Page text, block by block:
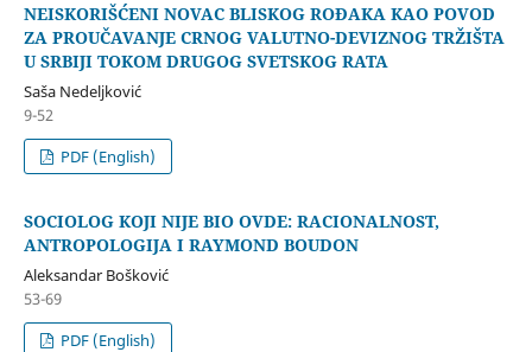
NEISKORIŠĆENI NOVAC BLISKOG ROĐAKA KAO POVOD
ZA PROUČAVANJE CRNOG VALUTNO-DEVIZNOG TRŽIŠTA
U SRBIJI TOKOM DRUGOG SVETSKOG RATA
Saša Nedeljković
9-52
PDF (English)
SOCIOLOG KOJI NIJE BIO OVDE: RACIONALNOST,
ANTROPOLOGIJA I RAYMOND BOUDON
Aleksandar Bošković
53-69
PDF (English)